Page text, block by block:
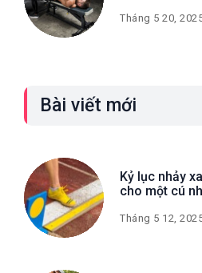
Tháng 5 20,
Bài viết mới
Kỷ lục nhảy
cho một cú
Tháng 5 12,